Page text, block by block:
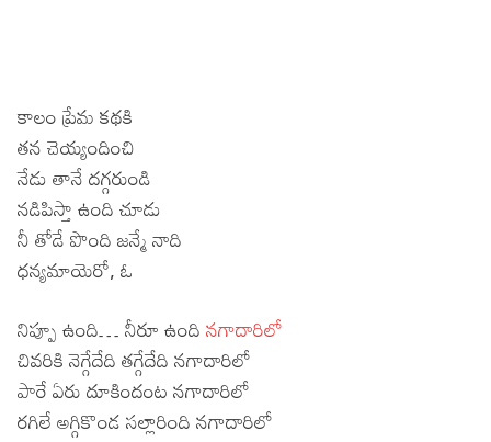
కాలం ప్రేమ కథకి
తన చెయ్యందించి
నేడు తానే దగ్గరుండి
నడిపిస్తా ఉంది చూడు
నీ తోడే పొంది జన్మే నాది
ధన్యమాయెరో, ఓ
నిప్పూ ఉంది… నీరూ ఉందినగాదారిలో
చివరికి నెగ్గేదేది తగ్గేదేది నగాదారిలో
పారే ఏరు దూకిందంట నగాదారిలో
రగిలే అగ్గికొండ సల్లారింది నగాదారిలో